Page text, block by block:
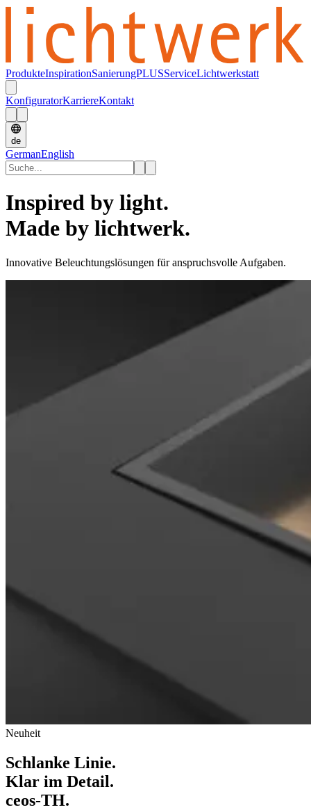
ProdukteInspirationSanierungPLUSServiceLichtwerkstatt
KonfiguratorKarriereKontakt
de
GermanEnglish
Inspired by light.
Made by lichtwerk.
Innovative Beleuchtungslösungen für anspruchsvolle Aufgaben.
Neuheit
Schlanke Linie.
Klar im Detail.
ceos-TH.